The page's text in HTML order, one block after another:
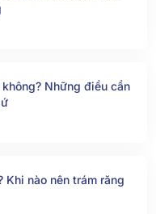
Những điều cần
Khi nào nên trám răng